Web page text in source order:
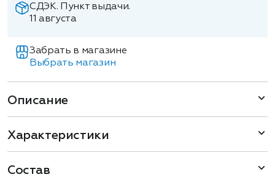
СДЭК. Пункт выдачи.
11 августа
Забрать в магазине
Выбрать магазин
Описание
Характеристики
Состав